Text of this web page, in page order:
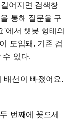
어지면 검색창
통해 질문을 구
'에서 챗봇 형태의
도입돼, 기존 검
수 있다.
배선이 빠졌어요.
번째에 꽂으세